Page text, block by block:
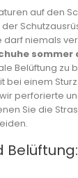
auf den
darf niemals
sommer
Belüftung zu
bei einem
perforierte
Sie die